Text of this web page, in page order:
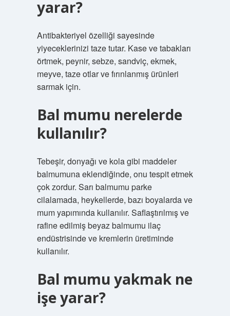
yarar?
Antibakteriyel özelliği sayesinde
yiyeceklerinizi taze tutar. Kase ve tabakları
örtmek, peynir, sebze, sandviç, ekmek,
meyve, taze otlar ve fırınlanmış ürünleri
sarmak için.
Bal mumu nerelerde
kullanılır?
Tebeşir, donyağı ve kola gibi maddeler
balmumuna eklendiğinde, onu tespit etmek
çok zordur. Sarı balmumu parke
cilalamada, heykellerde, bazı boyalarda ve
mum yapımında kullanılır. Saflaştırılmış ve
rafine edilmiş beyaz balmumu ilaç
endüstrisinde ve kremlerin üretiminde
kullanılır.
Bal mumu yakmak ne
işe yarar?